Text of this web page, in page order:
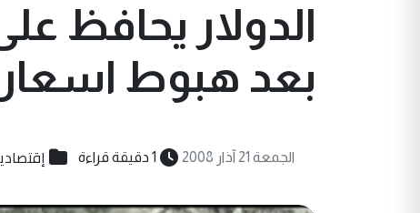
الدولار يحافظ
بعد هبوط
الجمعة 21 آذار 2008 1 دقيقة قراءة